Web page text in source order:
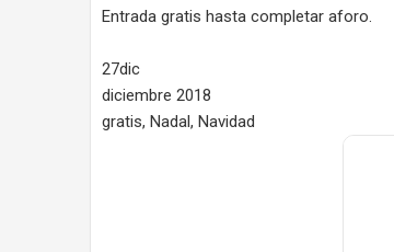
Entrada gratis hasta completar aforo.
27dic
diciembre 2018
gratis, Nadal, Navidad